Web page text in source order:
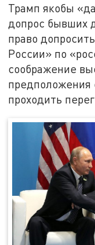
Трамп якобы
допрос бывших
право
России» по
соображение
предположения
проходить